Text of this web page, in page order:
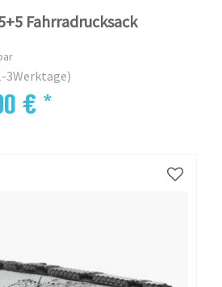
Fahrradrucksack
€ *